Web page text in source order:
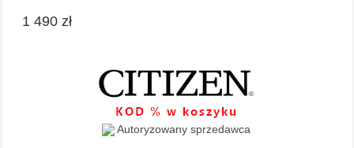
1 490 zł
Autoryzowany sprzedawca